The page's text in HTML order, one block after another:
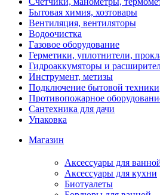
Бытовая химия, хозтовары
Вентиляция, вентиляторы
Водоочистка
Газовое оборудование
Герметики, уплотнители,
Гидроаккумяторы и
Инструмент, метизы
Подключение бытовой техники
Противопожарное
Сантехника для дачи
Упаковка
Магазин
Аксессуары для
Аксессуары для кухни
Биотуалеты